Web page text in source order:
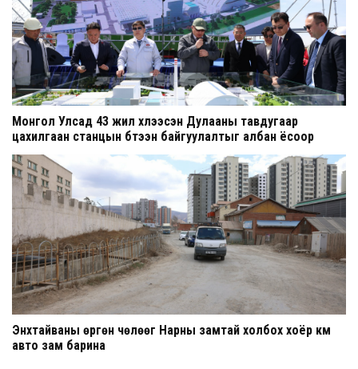
Монгол Улсад 43 жил хүлээсэн Дулааны тавдугаар
цахилгаан станцын бүтээн байгуулалтыг албан ёсоор
эхлүүллээ
Энхтайваны өргөн чөлөөг Нарны замтай холбох хоёр км
авто зам барина